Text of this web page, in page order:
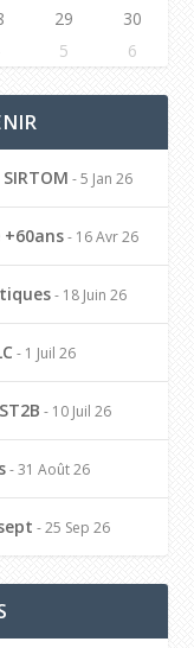
29
30
5 6
- 5 Jan 26
- 16 Avr 26
- 18 Juin 26
- 1 Juil 26
- 10 Juil 26
- 31 Août 26
- 25 Sep 26